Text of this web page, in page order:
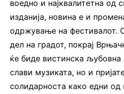
воедно и најквалитетна од
изданија, новина е и
одржување на фестивалот.
дел на градот, покрај
ќе биде вистинска љубовна
слави музиката, но и
солидарноста како едни од